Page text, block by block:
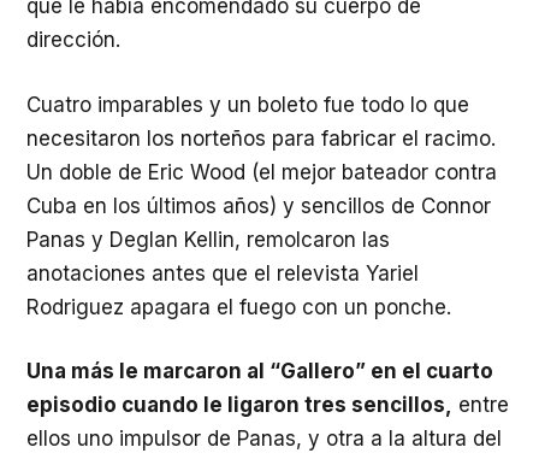
que le había encomendado su cuerpo de
dirección.
Cuatro imparables y un boleto fue todo lo que
necesitaron los norteños para fabricar el racimo.
Un doble de Eric Wood (el mejor bateador contra
Cuba en los últimos años) y sencillos de Connor
Panas y Deglan Kellin, remolcaron las
anotaciones antes que el relevista Yariel
Rodriguez apagara el fuego con un ponche.
Una más le marcaron al “Gallero” en el cuarto
episodio cuando le ligaron tres sencillos, entre
ellos uno impulsor de Panas, y otra a la altura del